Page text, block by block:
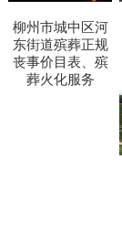
柳州市城中区河
东街道殡葬正规
丧事价目表、殡
葬火化服务